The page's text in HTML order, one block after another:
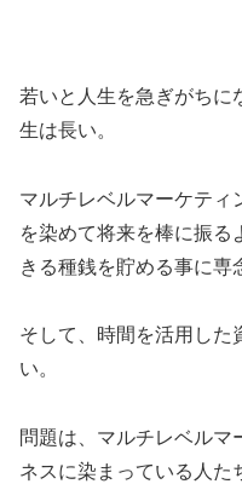
若いと人生を急ぎがちに
生は長い。
マルチレベルマーケティ
を染めて将来を棒に振る
きる種銭を貯める事に専
そして、時間を活用した
い。
問題は、マルチレベルマ
ネスに染まっている人た